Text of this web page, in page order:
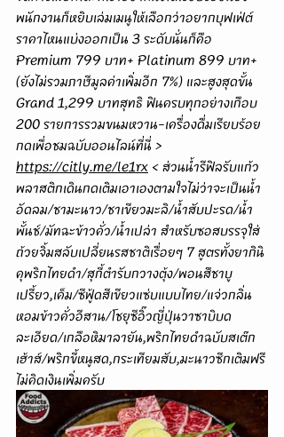
พนักงานก็หยิบเล่มเมนูให้เลือกว่าอยากบุฟเฟ่ต์
ราคาไหนแบ่งออกเป็น 3 ระดับนั่นก็คือ
Premium 799 บาท+ Platinum 899 บาท+
(ยังไม่รวมภาษีมูลค่าเพิ่มอีก 7%) และสูงสุดขั้น
Grand 1,299 บาทสุทธิ ฟินครบทุกอย่างเกือบ
200 รายการรวมขนมหวาน-เครื่องดื่มเรียบร้อย
กดเพื่อชมฉบับออนไลน์ที่นี่ >
https://citly.me/le1rx< ส่วนน้ำรีฟิลรับแก้ว
พลาสติกเดินกดเติมเอาเองตามใจไม่ว่าจะเป็นน้ำ
อัดลม/ชามะนาว/ชาเขียวมะลิ/น้ำสับปะรด/น้ำ
พั้นช์/มัทฉะข้าวคั่ว/น้ำเปล่า สำหรับซอสบรรจุใส่
ถ้วยจิ้มสลับเปลี่ยนรสชาติเรื่อยๆ 7 สูตรทั้งยากินิ
คุพริกไทยดำ/สุกี้ตำรับกวางตุ้ง/พอนสึชาบู
เปรี้ยว,เค็ม/ซีฟู้ดสีเขียวแซ่บแบบไทย/แจ่วกลิ่น
หอมข้าวคั่วอีสาน/โชยุซีอิ๊วญี่ปุ่นวาซาบิบด
ละเอียด/เกลือหิมาลายัน,พริกไทยดำฉบับสเต๊ก
เฮ้าส์/พริกขี้หนูสด,กระเทียมสับ,มะนาวซีกเติมฟรี
ไม่คิดเงินเพิ่มครับ